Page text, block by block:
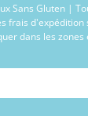
Sans Gluten |
frais d'expédition
dans les zones